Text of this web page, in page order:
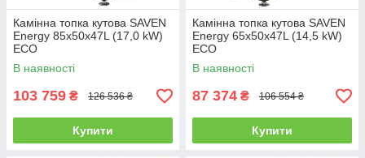
Камінна топка кутова SAVEN
Energy 85х50х47L (17,0 kW)
ECO
В наявності
103 759 ₴ 126 536 ₴
Купити
Камінна топка кутова SAVEN
Energy 65х50х47L (14,5 kW)
ECO
В наявності
87 374 ₴ 106 554 ₴
Купити